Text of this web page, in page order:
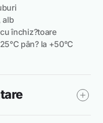
alb
închiz?toare
pân? la +50°C